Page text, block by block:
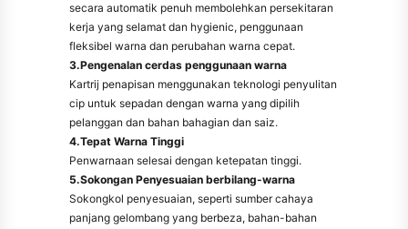
secara automatik penuh membolehkan persekitaran
kerja yang selamat dan hygienic, penggunaan
fleksibel warna dan perubahan warna cepat.
3.Pengenalan cerdas penggunaan warna
Kartrij penapisan menggunakan teknologi penyulitan
cip untuk sepadan dengan warna yang dipilih
pelanggan dan bahan bahagian dan saiz.
4.Tepat Warna Tinggi
Penwarnaan selesai dengan ketepatan tinggi.
5.Sokongan Penyesuaian berbilang-warna
Sokongkol penyesuaian, seperti sumber cahaya
panjang gelombang yang berbeza, bahan-bahan